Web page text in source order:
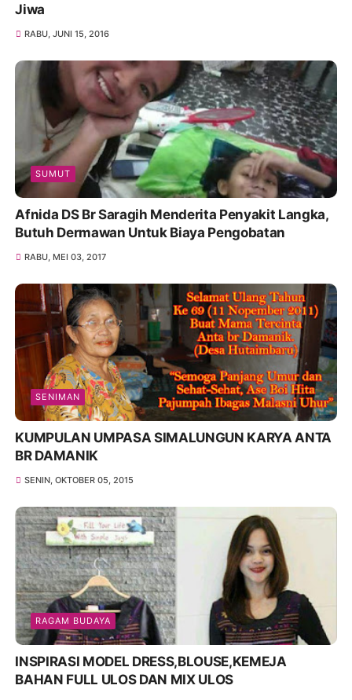
Jiwa
RABU, JUNI 15, 2016
SUMUT
Afnida DS Br Saragih Menderita Penyakit Langka,
Butuh Dermawan Untuk Biaya Pengobatan
RABU, MEI 03, 2017
SENIMAN
KUMPULAN UMPASA SIMALUNGUN KARYA ANTA
BR DAMANIK
SENIN, OKTOBER 05, 2015
RAGAM BUDAYA
INSPIRASI MODEL DRESS,BLOUSE,KEMEJA
BAHAN FULL ULOS DAN MIX ULOS